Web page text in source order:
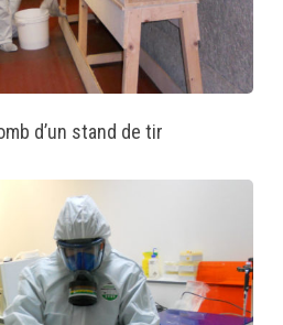
d’un stand de tir